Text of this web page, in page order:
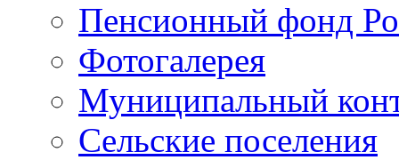
Пенсионный фонд
Фотогалерея
Муниципальный
Сельские поселения